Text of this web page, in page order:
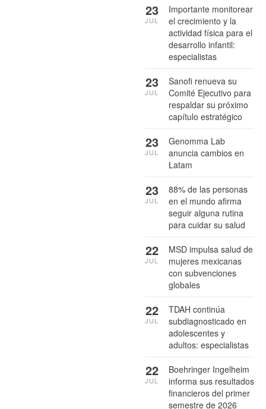
Importante monitorear
el crecimiento y la
actividad física para el
desarrollo infantil:
especialistas
23
JUL
Sanofi renueva su
Comité Ejecutivo para
respaldar su próximo
capítulo estratégico
23
JUL
Genomma Lab
anuncia cambios en
Latam
23
JUL
88% de las personas
en el mundo afirma
seguir alguna rutina
para cuidar su salud
23
JUL
MSD impulsa salud de
mujeres mexicanas
con subvenciones
globales
22
JUL
TDAH continúa
subdiagnosticado en
adolescentes y
adultos: especialistas
22
JUL
Boehringer Ingelheim
informa sus resultados
financieros del primer
semestre de 2026
22
JUL